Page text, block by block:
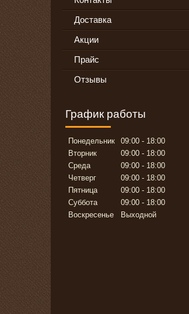
Доставка
Акции
Прайс
Отзывы
График работы
Понедельник 09:00
18:00
Вторник
09:00
18:00
Среда
09:00
18:00
Четверг
09:00
18:00
Пятница
09:00
18:00
Суббота
09:00
18:00
Воскресенье
Выходной